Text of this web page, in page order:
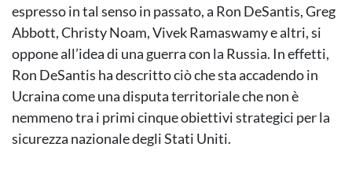
espresso in tal senso in passato, a Ron DeSantis, Greg
Abbott, Christy Noam, Vivek Ramaswamy e altri, si
oppone all’idea di una guerra con la Russia. In effetti,
Ron DeSantis ha descritto ciò che sta accadendo in
Ucraina come una disputa territoriale che non è
nemmeno tra i primi cinque obiettivi strategici per la
sicurezza nazionale degli Stati Uniti.